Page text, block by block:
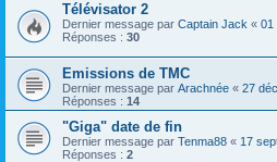
Télévisator 2
Dernier message par Captain Jack « 01
Réponses : 30
Emissions de TMC
Dernier message par Arachnée « 27
Réponses : 14
"Giga" date de fin
Dernier message par Tenma88 « 17
Réponses : 2